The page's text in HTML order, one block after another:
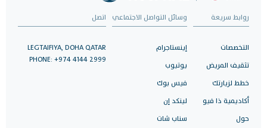
روابط سريعة
التخصصات
تثقيف المريض
خطط لزيارتك
أكاديمية ذا فيو
حول
وسائل التواصل الاجتماعي
إينستاجرام
يوتيوب
فيس بوك
لينكد إن
سناب شات
اتصل
LEGTAIFIYA, DOHA QATAR
PHONE: +974 4144 2999